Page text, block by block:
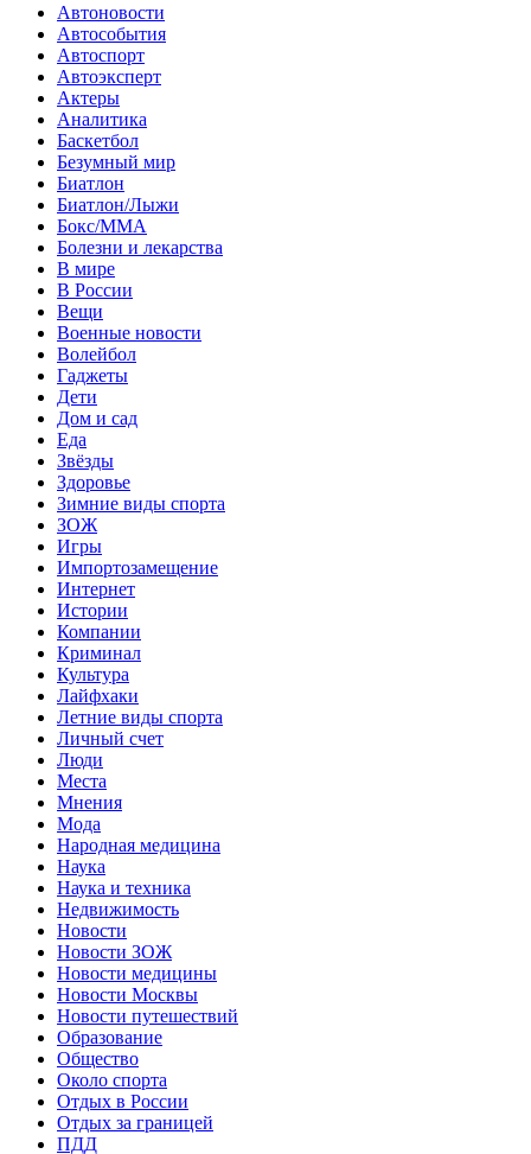
Автоновости
Автособытия
Автоспорт
Автоэксперт
Актеры
Аналитика
Баскетбол
Безумный мир
Биатлон
Биатлон/Лыжи
Бокс/MMA
Болезни и лекарства
В мире
В России
Вещи
Военные новости
Волейбол
Гаджеты
Дети
Дом и сад
Еда
Звёзды
Здоровье
Зимние виды спорта
ЗОЖ
Игры
Импортозамещение
Интернет
Истории
Компании
Криминал
Культура
Лайфхаки
Летние виды спорта
Личный счет
Люди
Места
Мнения
Мода
Народная медицина
Наука
Наука и техника
Недвижимость
Новости
Новости ЗОЖ
Новости медицины
Новости Москвы
Новости путешествий
Образование
Общество
Около спорта
Отдых в России
Отдых за границей
ПДД